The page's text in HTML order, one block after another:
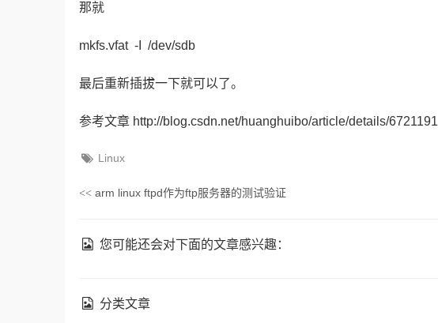
那就
mkfs.vfat -I /dev/sdb
最后重新插拔一下就可以了。
参考文章 http://blog.csdn.net/huanghuibo/article/details/6721191
Linux
<< arm linux ftpd作为ftp服务器的测试验证
您可能还会对下面的文章感兴趣：
分类文章